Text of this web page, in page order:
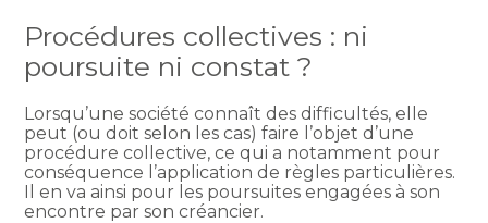
Procédures collectives : ni
poursuite ni constat ?
Lorsqu’une société connaît des difficultés, elle
peut (ou doit selon les cas) faire l’objet d’une
procédure collective, ce qui a notamment pour
conséquence l’application de règles particulières.
Il en va ainsi pour les poursuites engagées à son
encontre par son créancier.